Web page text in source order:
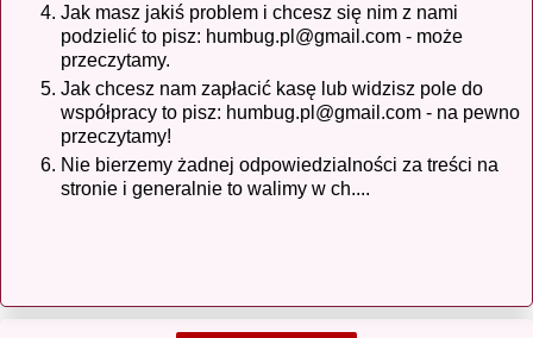
Jak masz jakiś problem i chcesz się nim z nami
podzielić to pisz: humbug.pl@gmail.com - może
przeczytamy.
Jak chcesz nam zapłacić kasę lub widzisz pole do
współpracy to pisz: humbug.pl@gmail.com - na pewno
przeczytamy!
Nie bierzemy żadnej odpowiedzialności za treści na
stronie i generalnie to walimy w ch....